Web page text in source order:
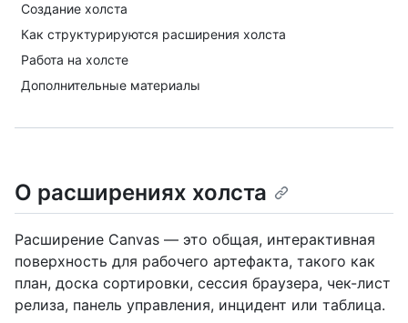
Создание холста
Как структурируются расширения холста
Работа на холсте
Дополнительные материалы
О расширениях холста
Расширение Canvas — это общая, интерактивная
поверхность для рабочего артефакта, такого как
план, доска сортировки, сессия браузера, чек-лист
релиза, панель управления, инцидент или таблица.